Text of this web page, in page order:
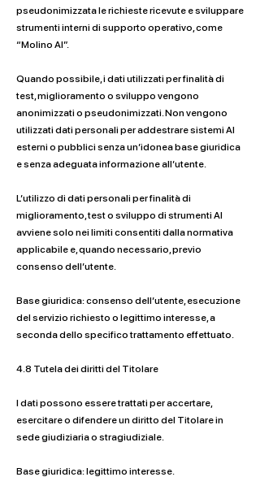
pseudonimizzata le richieste ricevute e sviluppare
strumenti interni di supporto operativo, come
“Molino AI”.
Quando possibile, i dati utilizzati per finalità di
test, miglioramento o sviluppo vengono
anonimizzati o pseudonimizzati. Non vengono
utilizzati dati personali per addestrare sistemi AI
esterni o pubblici senza un’idonea base giuridica
e senza adeguata informazione all’utente.
L’utilizzo di dati personali per finalità di
miglioramento, test o sviluppo di strumenti AI
avviene solo nei limiti consentiti dalla normativa
applicabile e, quando necessario, previo
consenso dell’utente.
Base giuridica: consenso dell’utente, esecuzione
del servizio richiesto o legittimo interesse, a
seconda dello specifico trattamento effettuato.
4.8 Tutela dei diritti del Titolare
I dati possono essere trattati per accertare,
esercitare o difendere un diritto del Titolare in
sede giudiziaria o stragiudiziale.
Base giuridica: legittimo interesse.